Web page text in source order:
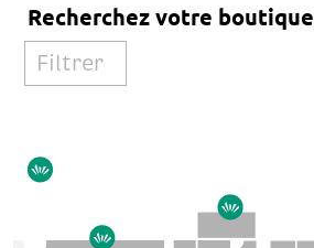
Recherchez votre boutique
Filtrer